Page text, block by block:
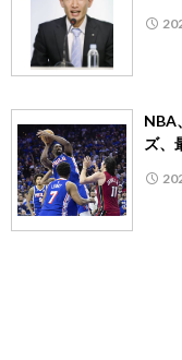
NBA
ズ、